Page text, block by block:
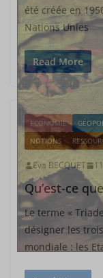
été créée en
Nations Unies
Read More
ECONOMIE
NOTIONS
Eva BECQUET
Qu’est-ce
Le terme «
désigner les
mondiale : les